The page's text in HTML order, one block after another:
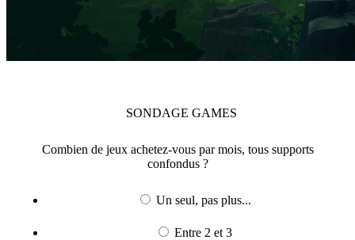
SONDAGE GAMES
Combien de jeux achetez-vous par mois, tous supports
confondus ?
Un seul, pas plus...
Entre 2 et 3